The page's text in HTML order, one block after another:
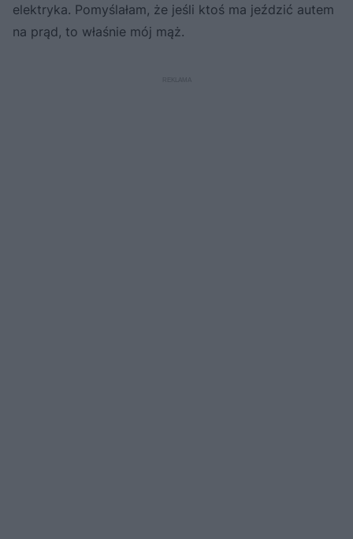
elektryka. Pomyślałam, że jeśli ktoś ma jeździć autem
na prąd, to właśnie mój mąż.